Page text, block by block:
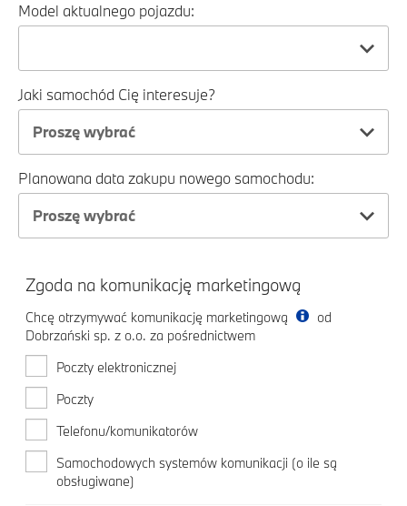
Model aktualnego pojazdu:
Jaki samochód Cię interesuje?
Proszę wybrać
Planowana data zakupu nowego samochodu:
Proszę wybrać
Zgoda na komunikację marketingową
Chcę otrzymywać komunikację marketingową
od
Dobrzański sp. z o.o. za pośrednictwem
Poczty elektronicznej
Poczty
Telefonu/komunikatorów
Samochodowych systemów komunikacji (o ile są
obsługiwane)